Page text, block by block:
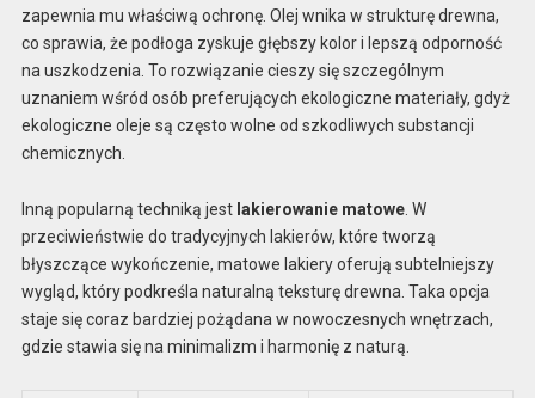
zapewnia mu właściwą ochronę. Olej wnika w strukturę drewna,
co sprawia, że podłoga zyskuje głębszy kolor i lepszą odporność
na uszkodzenia. To rozwiązanie cieszy się szczególnym
uznaniem wśród osób preferujących ekologiczne materiały, gdyż
ekologiczne oleje są często wolne od szkodliwych substancji
chemicznych.
Inną popularną techniką jest lakierowanie matowe. W
przeciwieństwie do tradycyjnych lakierów, które tworzą
błyszczące wykończenie, matowe lakiery oferują subtelniejszy
wygląd, który podkreśla naturalną teksturę drewna. Taka opcja
staje się coraz bardziej pożądana w nowoczesnych wnętrzach,
gdzie stawia się na minimalizm i harmonię z naturą.